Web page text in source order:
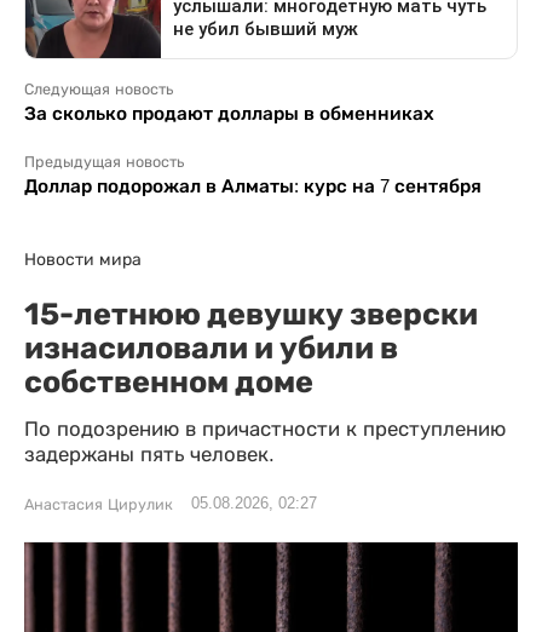
Следующая новость
За сколько продают доллары в обменниках
Предыдущая новость
Доллар подорожал в Алматы: курс на 7 сентября
Новости мира
15-летнюю девушку зверски
изнасиловали и убили в
собственном доме
По подозрению в причастности к преступлению
задержаны пять человек.
Анастасия Цирулик 05.08.2026, 02:27